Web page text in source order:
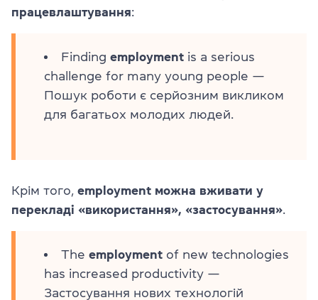
працевлаштування:
Finding employment is a serious
challenge for many young people —
Пошук роботи є серйозним викликом
для багатьох молодих людей.
Крім того, employment можна вживати у
перекладі «використання», «застосування».
The employment of new technologies
has increased productivity —
Застосування нових технологій